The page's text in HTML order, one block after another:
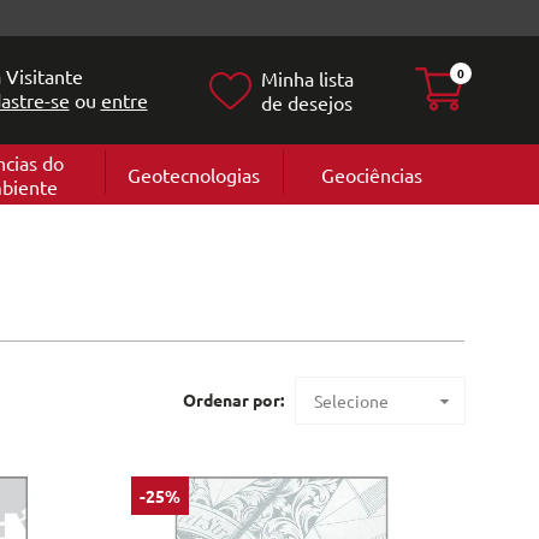
Visitante
se ou entre
Minha lista
de desejos
0
do
Geociências
Geotecnologias
Ordenar por: Selecione
Menor preço
-25%